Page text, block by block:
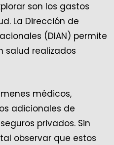
son los gastos
La Dirección de
(DIAN) permite
salud realizados
médicos,
adicionales de
privados. Sin
observar que estos